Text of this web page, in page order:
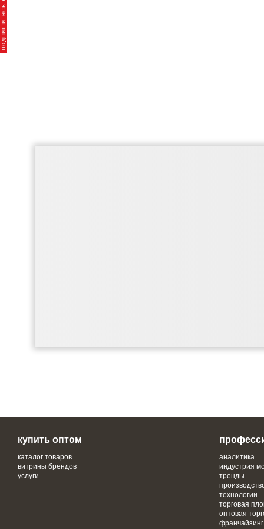
купить оптом
каталог товаров
витрины брендов
услуги
аналитика
индустрия
тренды
технологии
торговая
оптовая
франчайзинг